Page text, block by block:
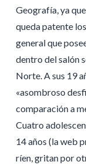
Geografía, ya
queda patente
general que
dentro del salón
Norte. A sus 19
«asombroso
comparación a
Cuatro
14 años (la web
ríen, gritan por